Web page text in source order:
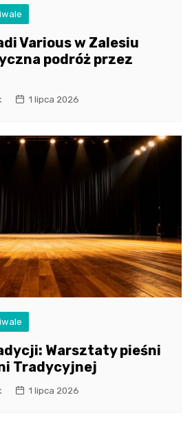
Various w Zalesiu
podróż przez
1 lipca 2026
Warsztaty pieśni
Tradycyjnej
1 lipca 2026